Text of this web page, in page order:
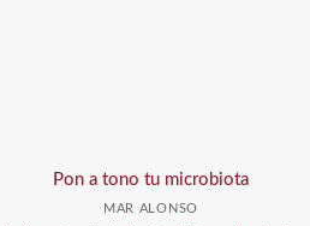
Pon a tono tu microbiota
MAR ALONSO